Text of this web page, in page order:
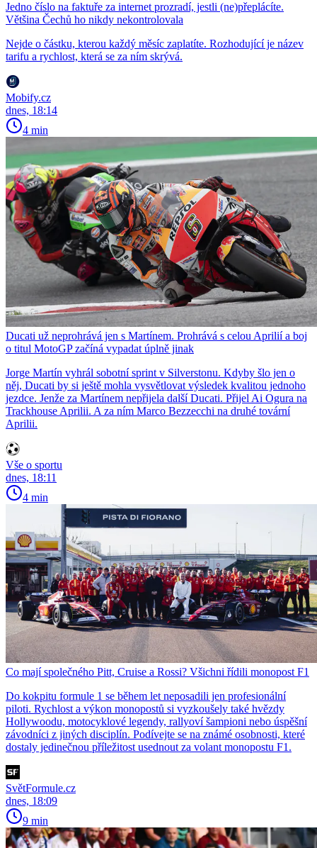
Jedno číslo na faktuře za internet prozradí, jestli (ne)přeplácíte.
Většina Čechů ho nikdy nekontrolovala
Nejde o částku, kterou každý měsíc zaplatíte. Rozhodující je název
tarifu a rychlost, která se za ním skrývá.
Mobify.cz
dnes, 18:14
4 min
Ducati už neprohrává jen s Martínem. Prohrává s celou Aprilií a boj
o titul MotoGP začíná vypadat úplně jinak
Jorge Martín vyhrál sobotní sprint v Silverstonu. Kdyby šlo jen o
něj, Ducati by si ještě mohla vysvětlovat výsledek kvalitou jednoho
jezdce. Jenže za Martínem nepřijela další Ducati. Přijel Ai Ogura na
Trackhouse Aprilii. A za ním Marco Bezzecchi na druhé tovární
Aprilii.
Vše o sportu
dnes, 18:11
4 min
Co mají společného Pitt, Cruise a Rossi? Všichni řídili monopost F1
Do kokpitu formule 1 se během let neposadili jen profesionální
piloti. Rychlost a výkon monopostů si vyzkoušely také hvězdy
Hollywoodu, motocyklové legendy, rallyoví šampioni nebo úspěšní
závodníci z jiných disciplín. Podívejte se na známé osobnosti, které
dostaly jedinečnou příležitost usednout za volant monopostu F1.
SvětFormule.cz
dnes, 18:09
9 min